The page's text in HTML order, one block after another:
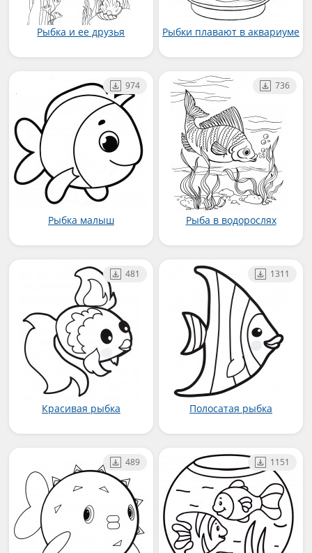
Рыбка и ее друзья Рыбки плавают в аквариуме
Рыбка малыш
974
Рыба в водорослях
736
Красивая рыбка
481
Полосатая рыбка
1311
489 1151